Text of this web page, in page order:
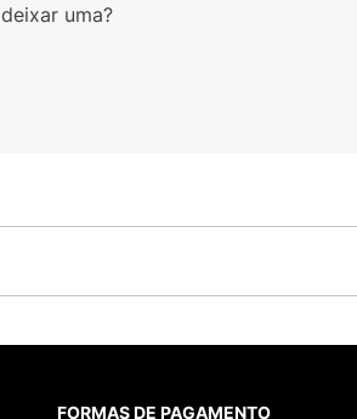
uma?
FORMAS DE PAGAMENTO